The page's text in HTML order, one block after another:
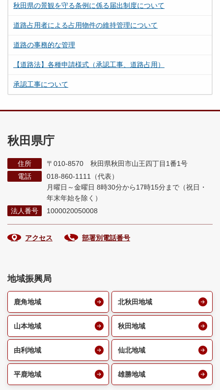
秋田県の景観を守る条例に係る届出制度について
道路占用者による占用物件の維持管理について
道路の事務的な管理
【道路法】各種申請様式（承認工事、道路占用）
承認工事について
秋田県庁
住所
〒010-8570 秋田県秋田市山王四丁目1番1号
電話
018-860-1111（代表）
月曜日～金曜日 8時30分から17時15分まで （祝日・
年末年始を除く）
法人番号
1000020050008
アクセス 部署別電話番号
地域振興局
鹿角地域 北秋田地域
山本地域 秋田地域
由利地域 仙北地域
平鹿地域 雄勝地域